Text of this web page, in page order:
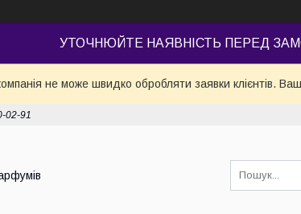
УТОЧНЮЙТЕ НАЯВНІСТЬ ПЕРЕД
не може швидко обробляти заявки клієнтів.
02-91